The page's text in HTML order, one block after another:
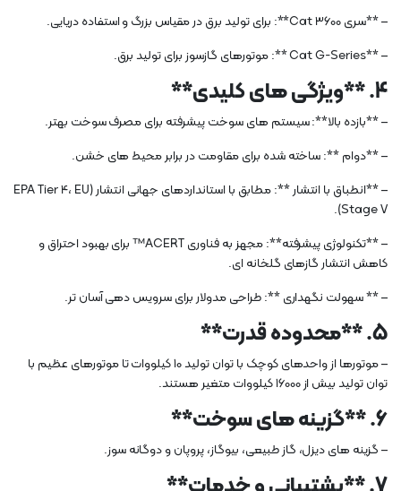
– **سری Cat 3600**: برای تولید برق در مقیاس بزرگ و استفاده دریایی.
– **Cat G-Series **: موتورهای گازسوز برای تولید برق.
4. **ویژگی های کلیدی**
– **بازده بالا**: سیستم های سوخت پیشرفته برای مصرف سوخت بهتر.
– **دوام **: ساخته شده برای مقاومت در برابر محیط های خشن.
– **انطباق با انتشار **: مطابق با استانداردهای جهانی انتشار (EPA Tier 4، EU
Stage V).
– **تکنولوژی پیشرفته**: مجهز به فناوری ACERT™ برای بهبود احتراق و
کاهش انتشار گازهای گلخانه ای.
– ** سهولت نگهداری **: طراحی مدولار برای سرویس دهی آسان تر.
5. **محدوده قدرت**
– موتورها از واحدهای کوچک با توان تولید 10 کیلووات تا موتورهای عظیم با
توان تولید بیش از 16000 کیلووات متغیر هستند.
6. **گزینه های سوخت**
– گزینه های دیزل، گاز طبیعی، بیوگاز، پروپان و دوگانه سوز.